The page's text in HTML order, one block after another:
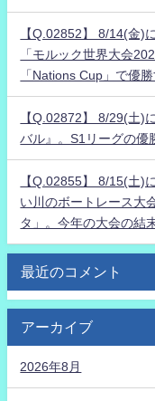
【Q.02852】 8/14(金)
「モルック世界大会
「Nations Cup」で優
【Q.02872】 8/29(土)
バル』。S1リーグの優
【Q.02855】 8/15(土)
い川のボートレース大
タ」。今年の大会の結
最近のコメント
アーカイブ
2026年8月